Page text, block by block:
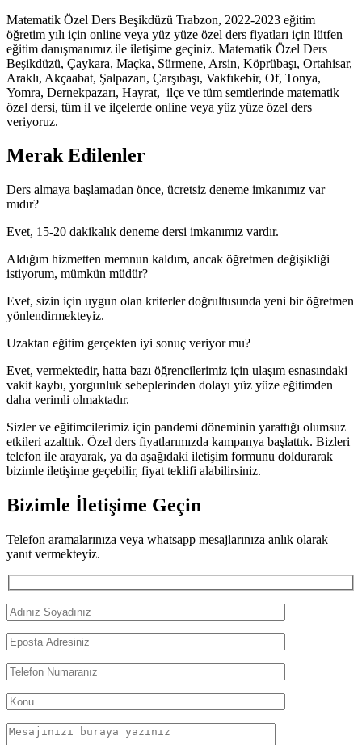
Matematik Özel Ders Beşikdüzü Trabzon, 2022-2023 eğitim
öğretim yılı için online veya yüz yüze özel ders fiyatları için lütfen
eğitim danışmanımız ile iletişime geçiniz. Matematik Özel Ders
Beşikdüzü, Çaykara, Maçka, Sürmene, Arsin, Köprübaşı, Ortahisar,
Araklı, Akçaabat, Şalpazarı, Çarşıbaşı, Vakfıkebir, Of, Tonya,
Yomra, Dernekpazarı, Hayrat, ilçe ve tüm semtlerinde matematik
özel dersi, tüm il ve ilçelerde online veya yüz yüze özel ders
veriyoruz.
Merak Edilenler
Ders almaya başlamadan önce, ücretsiz deneme imkanımız var
mıdır?
Evet, 15-20 dakikalık deneme dersi imkanımız vardır.
Aldığım hizmetten memnun kaldım, ancak öğretmen değişikliği
istiyorum, mümkün müdür?
Evet, sizin için uygun olan kriterler doğrultusunda yeni bir öğretmen
yönlendirmekteyiz.
Uzaktan eğitim gerçekten iyi sonuç veriyor mu?
Evet, vermektedir, hatta bazı öğrencilerimiz için ulaşım esnasındaki
vakit kaybı, yorgunluk sebeplerinden dolayı yüz yüze eğitimden
daha verimli olmaktadır.
Sizler ve eğitimcilerimiz için pandemi döneminin yarattığı olumsuz
etkileri azalttık. Özel ders fiyatlarımızda kampanya başlattık. Bizleri
telefon ile arayarak, ya da aşağıdaki iletişim formunu doldurarak
bizimle iletişime geçebilir, fiyat teklifi alabilirsiniz.
Bizimle İletişime Geçin
Telefon aramalarınıza veya whatsapp mesajlarınıza anlık olarak
yanıt vermekteyiz.